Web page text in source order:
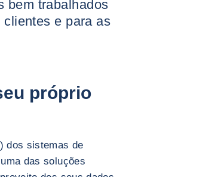
bem trabalhados
e para as
próprio
dos sistemas de
das soluções